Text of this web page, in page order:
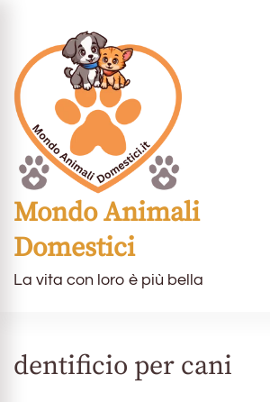
Mondo Animali
Domestici
La vita con loro è più bella
dentificio per cani